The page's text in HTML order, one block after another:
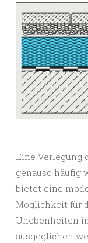
Eine Verlegung
genauso häufig
bietet eine
Möglichkeit für
Unebenheiten
ausgeglichen